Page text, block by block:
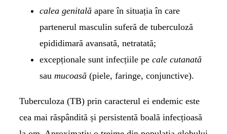
calea genitală apare în situația în care
partenerul masculin suferă de tuberculoză
epididimară avansată, netratată;
excepționale sunt infecțiile pe cale cutanată
sau mucoasă (piele, faringe, conjunctive).
Tuberculoza (TB) prin caracterul ei endemic este
cea mai răspândită și persistentă boală infecțioasă